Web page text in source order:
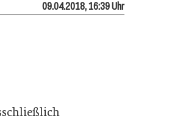
09.04.2018, 16:39 Uhr